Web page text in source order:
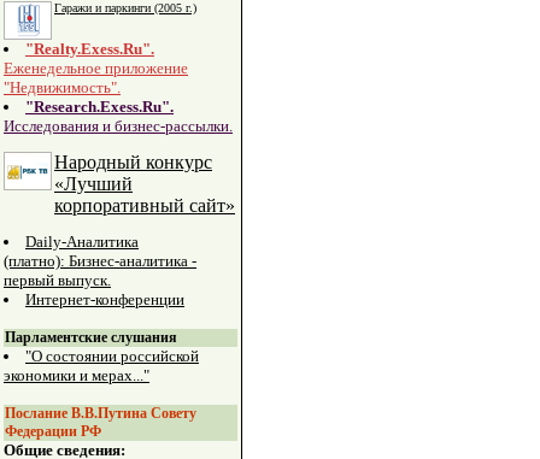
Гаражи и паркинги (2005 г.)
"Realty.Exess.Ru".
Еженедельное приложение
"Недвижимость".
"Research.Exess.Ru".
Исследования и бизнес-рассылки.
Народный конкурс
«Лучший
корпоративный сайт»
Daily-Аналитика
(платно): Бизнес-аналитика -
первый выпуск.
Интернет-конференции
Парламентские слушания
"О состоянии российской
экономики и мерах..."
Послание В.В.Путина Совету
Федерации РФ
Общие сведения: